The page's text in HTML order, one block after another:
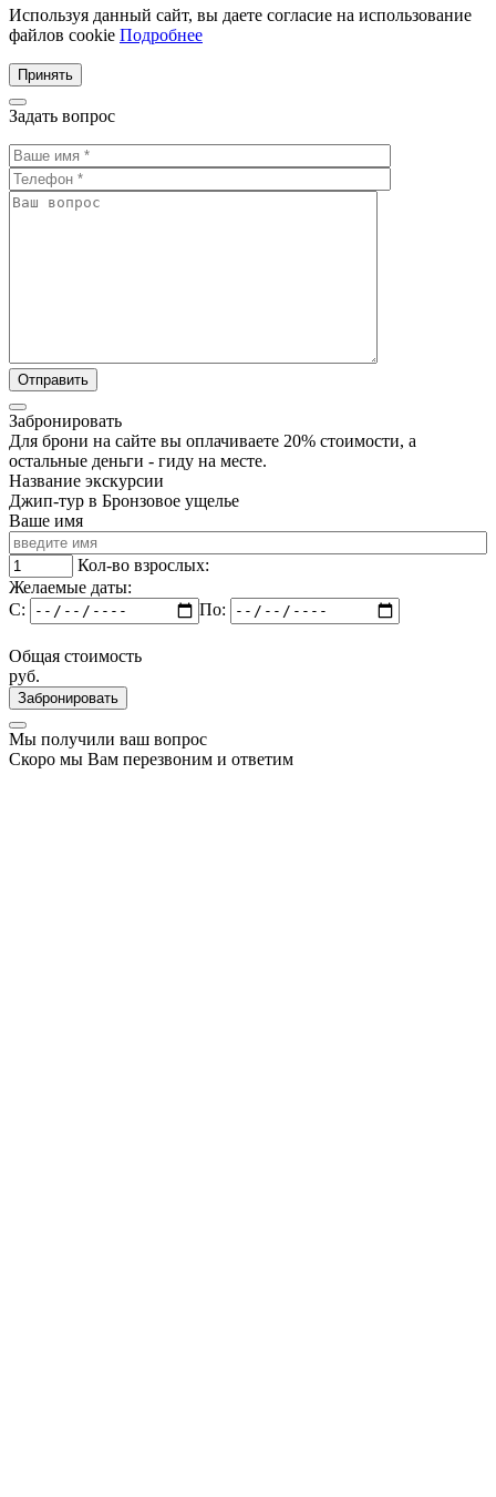
Используя данный сайт, вы даете согласие на использование
файлов cookie Подробнее
Принять
Задать вопрос
Забронировать
Для брони на сайте вы оплачиваете 20% стоимости, а
остальные деньги - гиду на месте.
Название экскурсии
Джип-тур в Бронзовое ущелье
Ваше имя
Кол-во взрослых:
Желаемые даты:
C:
По:
Общая стоимость
руб.
Забронировать
Мы получили ваш вопрос
Скоро мы Вам перезвоним и ответим